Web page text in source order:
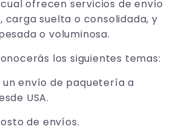
ofrecen servicios de envío
carga suelta o consolidada, y
o voluminosa.
los siguientes temas:
envío de paquetería a
USA.
de envíos.